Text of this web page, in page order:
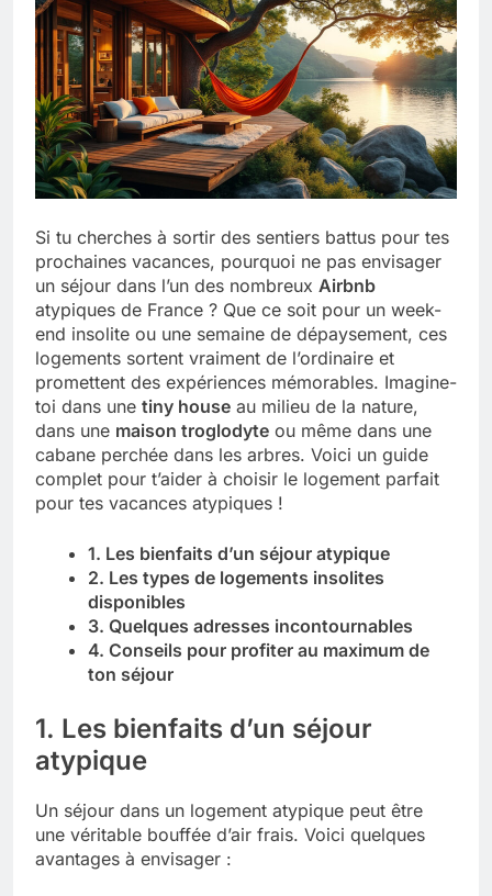
4 Mois Ago
Découvrez notre test d’orientation
gratuit spécialement conçu pour
collégiens et lycéens
4 Mois Ago
rezoactif.com à connaître en 2025
4 Mois Ago
Tout savoir sur les impatiens de
nouvelle guinée : culture et entretien
5 Mois Ago
Quels sont les inconvénients de
l’eucalyptus gunnii pour votre jardin
À partir de quel montant la CAF porte
plainte : comprendre les seuils à
connaître
5 Mois Ago
Découvrir pourquoi des trous dans le
Si tu cherches à sortir des sentiers battus pour tes
prochaines vacances, pourquoi ne pas envisager
un séjour dans l’un des nombreux Airbnb
atypiques de France ? Que ce soit pour un week-
end insolite ou une semaine de dépaysement, ces
logements sortent vraiment de l’ordinaire et
promettent des expériences mémorables. Imagine-
toi dans une tiny house au milieu de la nature,
dans une maison troglodyte ou même dans une
cabane perchée dans les arbres. Voici un guide
complet pour t’aider à choisir le logement parfait
pour tes vacances atypiques !
1. Les bienfaits d’un séjour atypique
2. Les types de logements insolites
disponibles
3. Quelques adresses incontournables
4. Conseils pour profiter au maximum de
ton séjour
1. Les bienfaits d’un séjour
atypique
Un séjour dans un logement atypique peut être
une véritable bouffée d’air frais. Voici quelques
avantages à envisager :